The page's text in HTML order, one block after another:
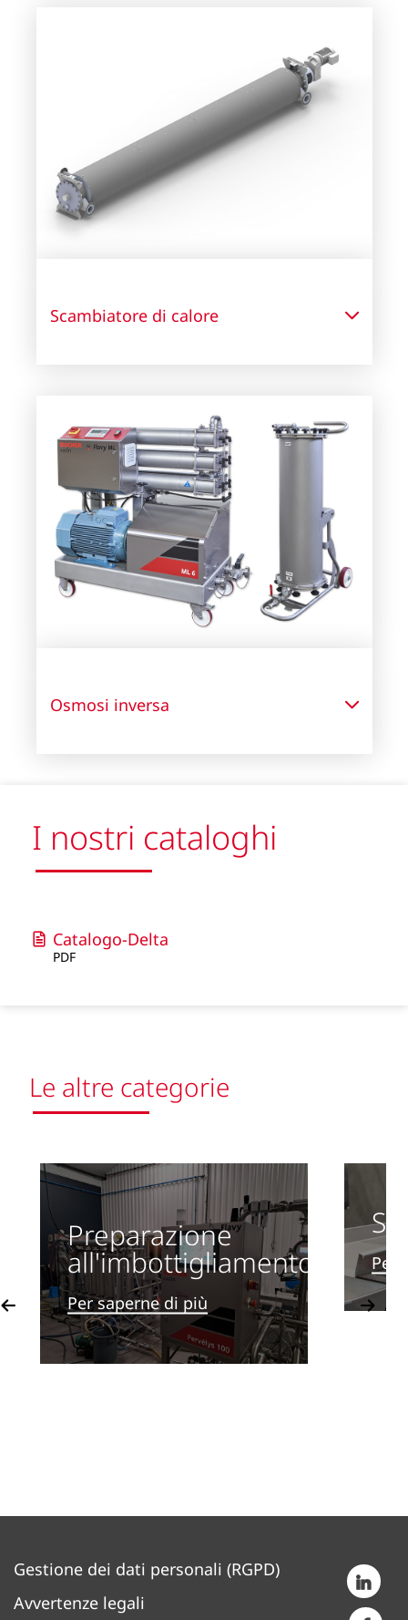
Scambiatore di calore
Osmosi inversa
I nostri cataloghi
Catalogo-Delta
PDF
Le altre categorie
Preparazione
all'imbottigliamento
Per saperne di più
Per
Gestione dei dati personali (RGPD)
Avvertenze legali